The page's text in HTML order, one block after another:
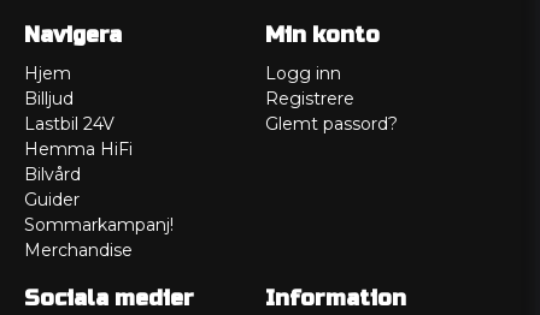
Navigera
Hjem
Billjud
Lastbil 24V
Hemma HiFi
Bilvård
Guider
Sommarkampanj!
Merchandise
Min konto
Logg inn
Registrere
Glemt passord?
Sociala medier Information